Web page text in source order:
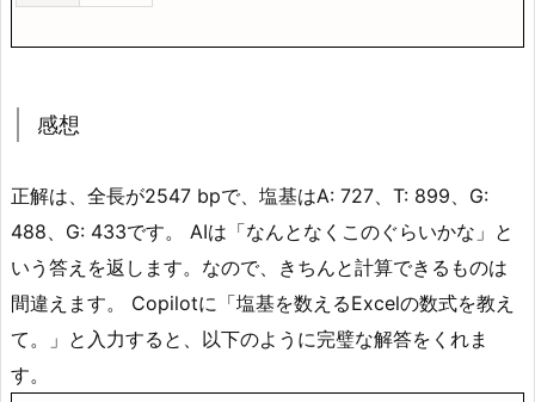
感想
正解は、全長が2547 bpで、塩基はA: 727、T: 899、G:
488、G: 433です。 AIは「なんとなくこのぐらいかな」と
いう答えを返します。なので、きちんと計算できるものは
間違えます。 Copilotに「塩基を数えるExcelの数式を教え
て。」と入力すると、以下のように完璧な解答をくれま
す。